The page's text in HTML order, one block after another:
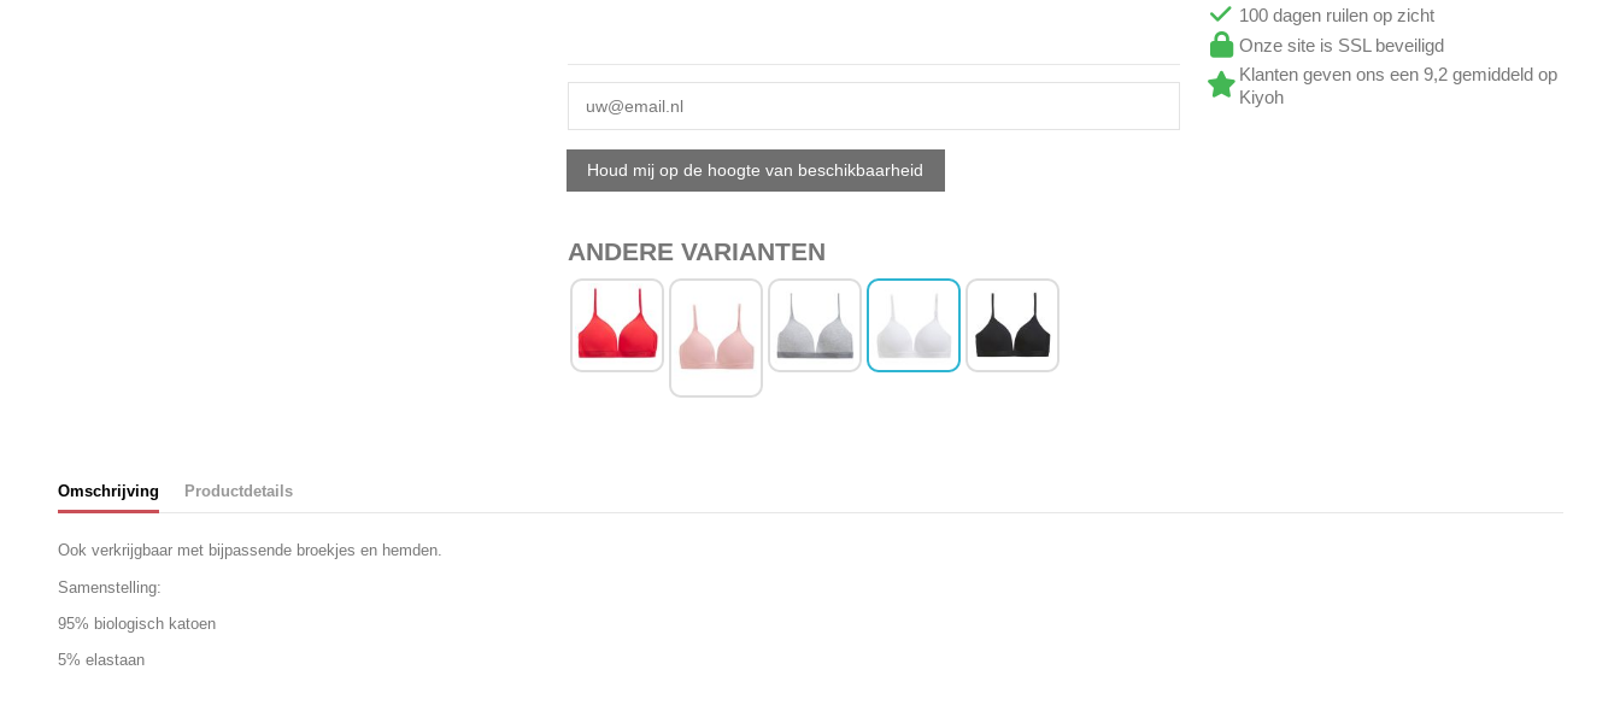
ANDERE VARIANTEN
100 dagen ruilen op zicht
Onze site is SSL beveiligd
Klanten geven ons een 9,2 gemiddeld op
Kiyoh
Omschrijving Productdetails
Ook verkrijgbaar met bijpassende broekjes en hemden.
Samenstelling:
95% biologisch katoen
5% elastaan